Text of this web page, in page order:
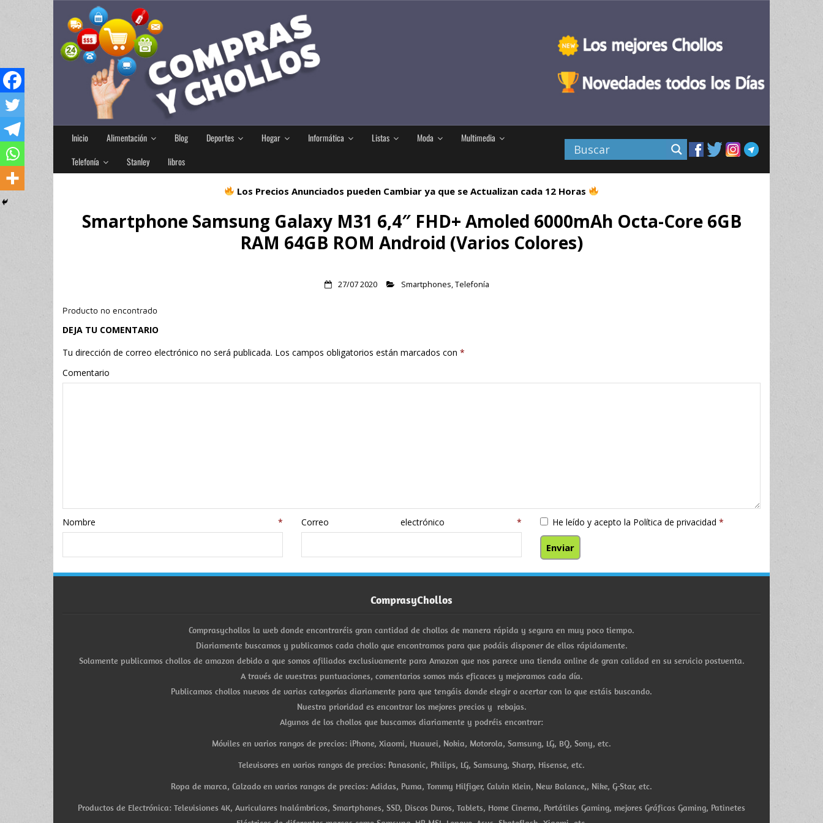
Inicio Alimentación Blog Deportes Hogar Informática Listas Moda
Multimedia
Telefonía
Stanley libros
Los Precios Anunciados pueden Cambiar ya que se Actualizan cada 12 Horas
Smartphone Samsung Galaxy M31 6,4″ FHD+ Amoled 6000mAh Octa-Core 6GB
RAM 64GB ROM Android (Varios Colores)
27/07 2020 Smartphones,Telefonía
Producto no encontrado
DEJA TU COMENTARIO
Tu dirección de correo electrónico no será publicada. Los campos obligatorios están marcados con *
Comentario
Nombre* Correo electrónico* He leído y acepto la Política de privacidad *
ComprasyChollos
Comprasychollos la web donde encontraréis gran cantidad de chollos de manera rápida y segura en muy poco tiempo.
Diariamente buscamos y publicamos cada chollo que encontramos para que podáis disponer de ellos rápidamente.
Solamente publicamos chollos de amazon debido a que somos afiliados exclusivamente para Amazon que nos parece una tienda online de gran calidad en su servicio postventa.
A través de vuestras puntuaciones, comentarios somos más eficaces y mejoramos cada día.
Publicamos chollos nuevos de varias categorías diariamente para que tengáis donde elegir o acertar con lo que estáis buscando.
Nuestra prioridad es encontrar los mejores precios y rebajas.
Algunos de los chollos que buscamos diariamente y podréis encontrar:
Móviles en varios rangos de precios: iPhone, Xiaomi, Huawei, Nokia, Motorola, Samsung, LG, BQ, Sony, etc.
Televisores en varios rangos de precios: Panasonic, Philips, LG, Samsung, Sharp, Hisense, etc.
Ropa de marca, Calzado en varios rangos de precios: Adidas, Puma, Tommy Hilfiger, Calvin Klein, New Balance,, Nike, G-Star, etc.
Productos de Electrónica: Televisiones 4K, Auriculares Inalámbricos, Smartphones, SSD, Discos Duros, Tablets, Home Cinema, Portátiles Gaming, mejores Gráficas Gaming, Patinetes